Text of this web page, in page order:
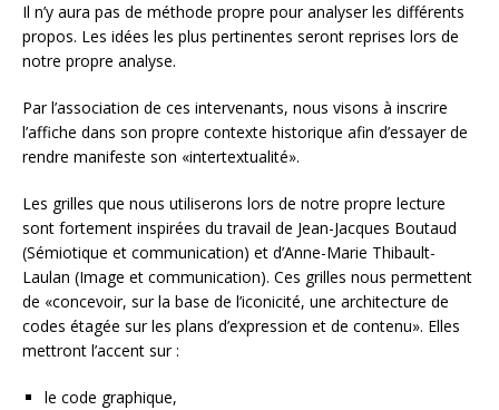
Il n’y aura pas de méthode propre pour analyser les différents
propos. Les idées les plus pertinentes seront reprises lors de
notre propre analyse.
Par l’association de ces intervenants, nous visons à inscrire
l’affiche dans son propre contexte historique afin d’essayer de
rendre manifeste son «intertextualité».
Les grilles que nous utiliserons lors de notre propre lecture
sont fortement inspirées du travail de Jean-Jacques Boutaud
(Sémiotique et communication) et d’Anne-Marie Thibault-
Laulan (Image et communication). Ces grilles nous permettent
de «concevoir, sur la base de l’iconicité, une architecture de
codes étagée sur les plans d’expression et de contenu». Elles
mettront l’accent sur :
le code graphique,